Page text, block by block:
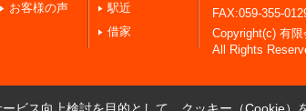
お客様の声
駅近
借家
FAX:059-355-
Copyright(c) 有
All Rights